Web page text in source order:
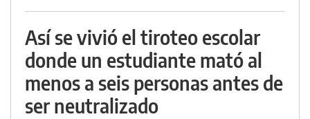
Así se vivió el tiroteo escolar
donde un estudiante mató al
menos a seis personas antes de
ser neutralizado